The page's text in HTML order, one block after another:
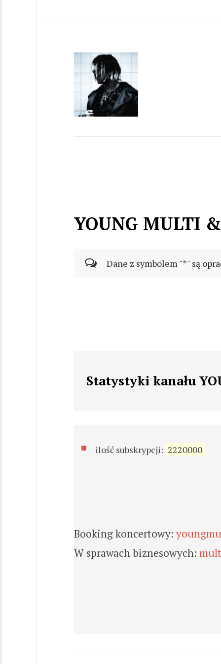
YOUNG MULTI
Dane z symbolem "*" są
Statystyki kanału
ilość subskrypcji: 2220000
Booking koncertowy:
W sprawach biznesowych: